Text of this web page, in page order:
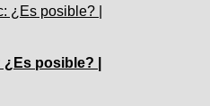
posible? |